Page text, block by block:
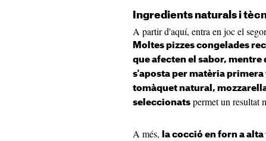
Ingredients naturals i
A partir d'aquí, entra en joc el
Moltes pizzes congelades
que afecten el sabor, mentre
s'aposta per matèria
tomàquet natural,
seleccionats permet un resultat
A més,
la cocció en forn a